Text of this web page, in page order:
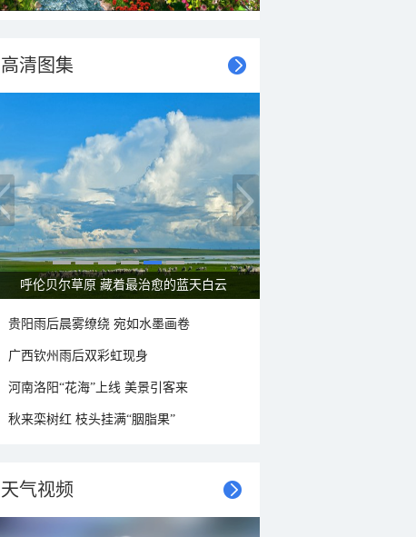
高清图集
一组图感受水中消暑快乐瞬间
贵阳雨后晨雾缭绕 宛如水墨画卷
广西钦州雨后双彩虹现身
河南洛阳“花海”上线 美景引客来
秋来栾树红 枝头挂满“胭脂果”
天气视频